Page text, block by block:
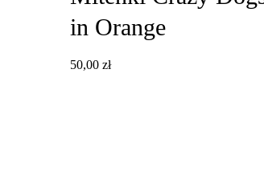
in Orange
50,00 zł